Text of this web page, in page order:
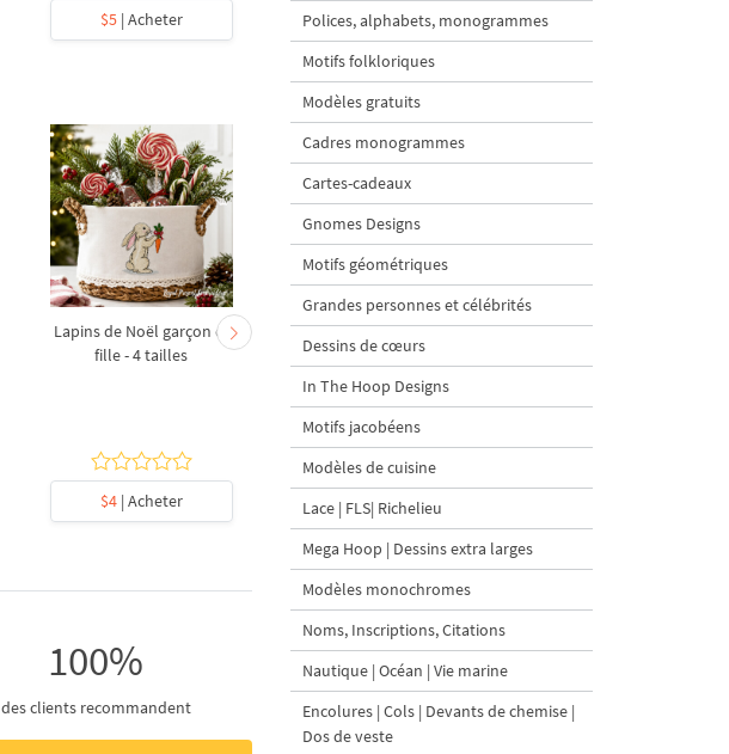
$5| Acheter $5| Acheter
Lapins de Noël garçon et
fille - 4 tailles
$4| Acheter
Chevreau au nœud rouge
– broderie machine, 4
tailles
$4 | Acheter
Sapin de Noël en sac
100%
des clients recommandent
Polices, alphabets, monogrammes
Motifs folkloriques
Modèles gratuits
Cadres monogrammes
Cartes-cadeaux
Gnomes Designs
Motifs géométriques
Grandes personnes et célébrités
Dessins de cœurs
In The Hoop Designs
Motifs jacobéens
Modèles de cuisine
Lace | FLS| Richelieu
Mega Hoop | Dessins extra larges
Modèles monochromes
Noms, Inscriptions, Citations
Nautique | Océan | Vie marine
Encolures | Cols | Devants de chemise |
Dos de veste